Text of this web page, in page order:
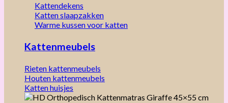
Kattendekens
Katten slaapzakken
Warme kussen voor katten
Kattenmeubels
Rieten kattenmeubels
Houten kattenmeubels
Katten huisjes